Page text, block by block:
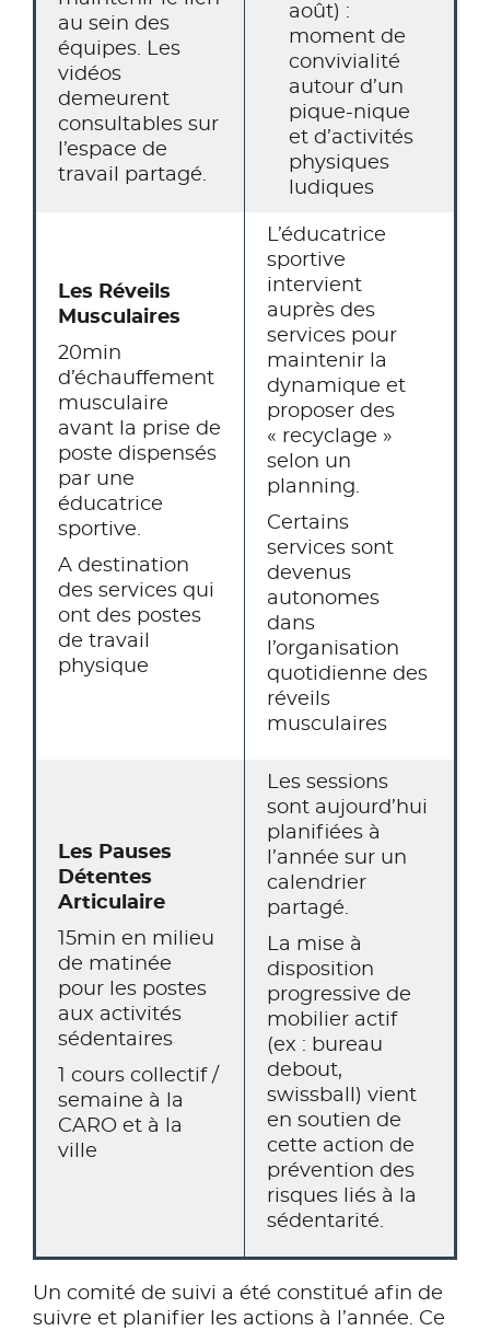
au sein des
équipes. Les
vidéos
demeurent
consultables sur
l’espace de
travail partagé.
août) :
moment de
convivialité
autour d’un
pique-nique
et d’activités
physiques
ludiques
Les Réveils
Musculaires
20min
d’échauffement
musculaire
avant la prise de
poste dispensés
par une
éducatrice
sportive.
A destination
des services qui
ont des postes
de travail
physique
L’éducatrice
sportive
intervient
auprès des
services pour
maintenir la
dynamique et
proposer des
« recyclage »
selon un
planning.
Certains
services sont
devenus
autonomes
dans
l’organisation
quotidienne des
réveils
musculaires
Les Pauses
Détentes
Articulaire
15min en milieu
de matinée
pour les postes
aux activités
sédentaires
1 cours collectif /
semaine à la
CARO et à la
ville
Les sessions
sont aujourd’hui
planifiées à
l’année sur un
calendrier
partagé.
La mise à
disposition
progressive de
mobilier actif
(ex : bureau
debout,
swissball) vient
en soutien de
cette action de
prévention des
risques liés à la
sédentarité.
Un comité de suivi a été constitué afin de
suivre et planifier les actions à l’année. Ce